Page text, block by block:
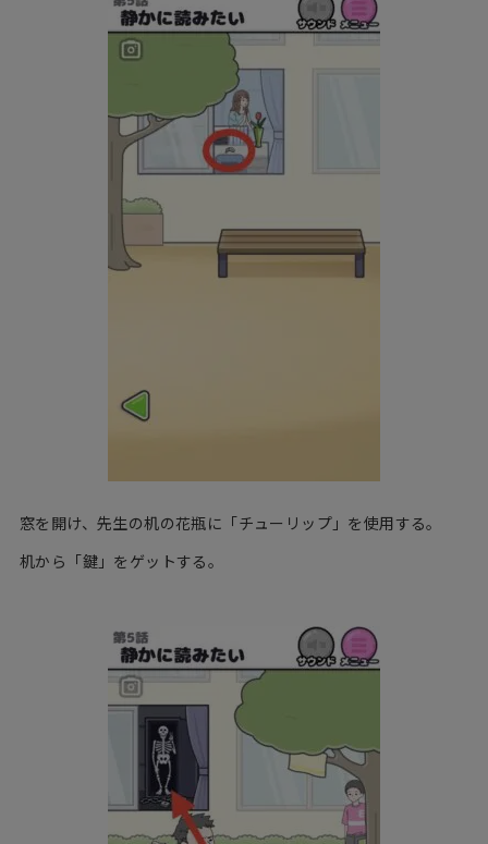
窓を開け、先生の机の花瓶に「チューリップ」を使用する。
机から「鍵」をゲットする。